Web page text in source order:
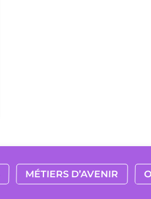
MÉTIERS D’AVENIR